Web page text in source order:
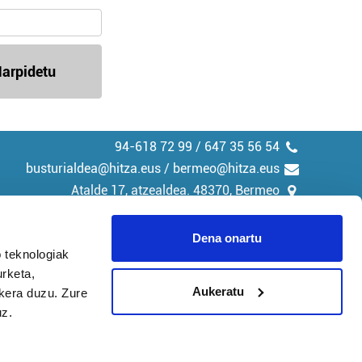
duzu. Zure
Dena onartu
Aukeratu
94-618 72 99 / 647 35 56 54
busturialdea@hitza.eus / bermeo@hitza.eus
Atalde 17, atzealdea. 48370, Bermeo
Cookieak